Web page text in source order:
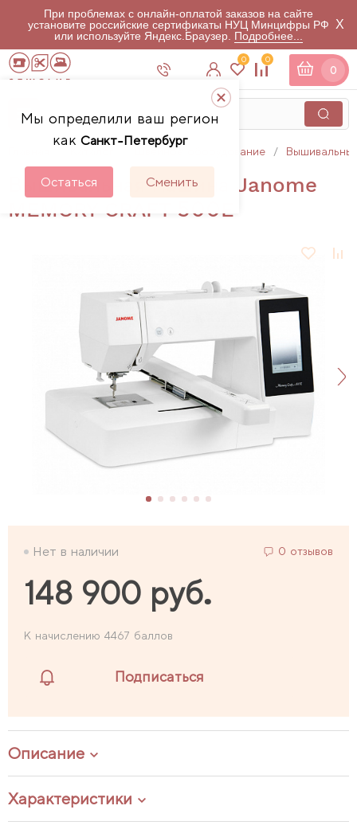
При проблемах с онлайн-оплатой заказов на сайте
установите российские сертификаты НУЦ Минцифры РФ
или используйте Яндекс.Браузер. Подробнее...
X
Мы определили ваш регион
как Санкт-Петербург
Остаться Сменить
0 0
0
Швейное оборудование
Вышивальная машина Janome
MEMORY CRAFT 500E
Нет в наличии 0 отзывов
148 900 руб.
К начислению 4467 баллов
Подписаться
Описание
Характеристики